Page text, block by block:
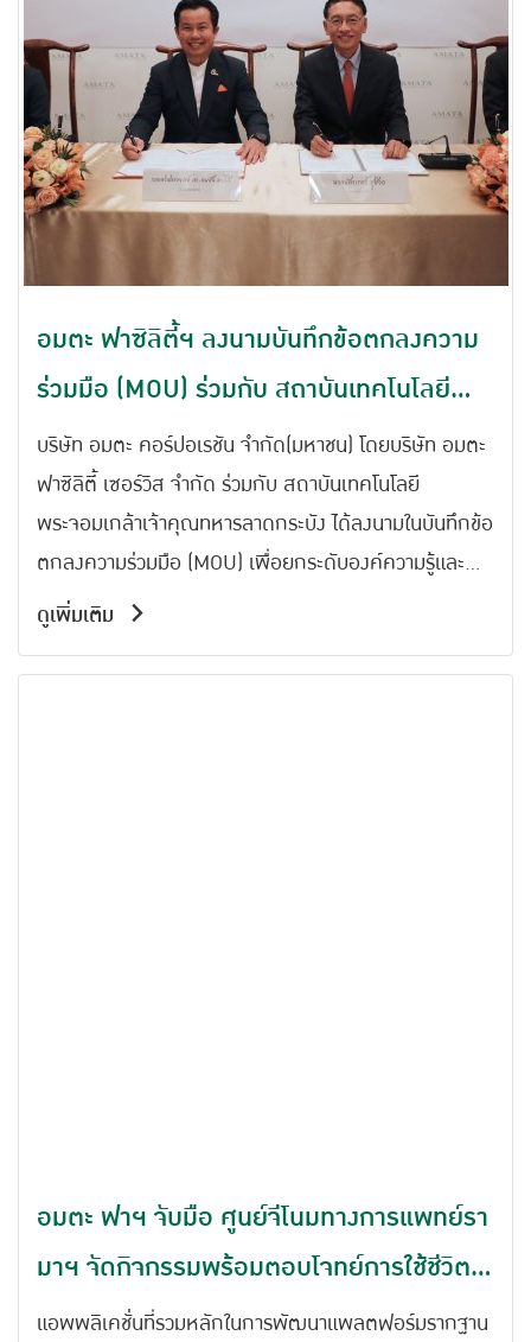
อมตะ ฟาซิลิตี้ฯ ลงนามบันทึกข้อตกลงความ
ร่วมมือ (MOU) ร่วมกับ สถาบันเทคโนโลยี
พระจอมเกล้าเจ้าคุณทหารลาดกระบัง เพื่อ
การพัฒนาแรงงานอย่างยั่งยืน
บริษัท อมตะ คอร์ปอเรชัน จำกัด(มหาชน) โดยบริษัท อมตะ
ฟาซิลิตี้ เซอร์วิส จำกัด ร่วมกับ สถาบันเทคโนโลยี
พระจอมเกล้าเจ้าคุณทหารลาดกระบัง ได้ลงนามในบันทึกข้อ
ตกลงความร่วมมือ (MOU) เพื่อยกระดับองค์ความรู้และ
ทักษะของแรงงาน โดยมุ่งเน้นการเตรียมความพร้อมด้าน
ทักษะทางสังคม เพื่อให้แรงงานสามารถปรับตัวต่อการ
ดูเพิ่มเติม
อมตะ ฟาฯ จับมือ ศูนย์จีโนมทางการแพทย์รา
มาฯ จัดกิจกรรมพร้อมตอบโจทย์การใช้ชีวิต
ปัจจุบันของสังคม
แอพพลิเคชั่นที่รวมหลักในการพัฒนาแพลตฟอร์มรากฐาน